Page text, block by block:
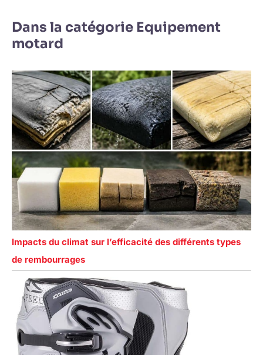
Dans la catégorie Equipement
motard
Impacts du climat sur l’efficacité des différents types
de rembourrages